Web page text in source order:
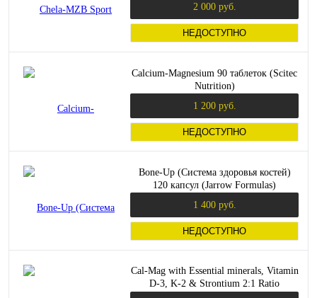
2 000 руб.
НЕДОСТУПНО
Calcium-Magnesium 90 таблеток (Scitec
Nutrition)
1 200 руб.
НЕДОСТУПНО
Bone-Up (Система здоровья костей)
120 капсул (Jarrow Formulas)
1 400 руб.
НЕДОСТУПНО
Cal-Mag with Essential minerals, Vitamin
D-3, K-2 & Strontium 2:1 Ratio